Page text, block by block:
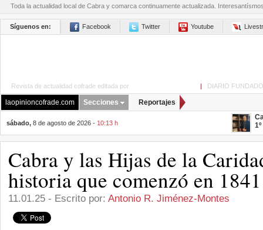
Toda la actualidad local de Cabra y comarca continuamente actualizada.
Síguenos en: Facebook Twitter Youtube
Revista de actualidad cofrade editada por | DIARIO
laopinioncofrade.com Secciones Reportajes
sábado, 8 de agosto de 2026 - 10:13 h
Cabra y las Hijas de la
historia que comenzó en 1841
11.01.25 - Escrito por: Antonio R. Jiménez-Montes